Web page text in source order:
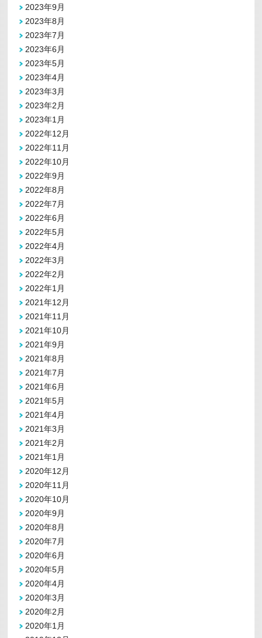
2023年9月
2023年8月
2023年7月
2023年6月
2023年5月
2023年4月
2023年3月
2023年2月
2023年1月
2022年12月
2022年11月
2022年10月
2022年9月
2022年8月
2022年7月
2022年6月
2022年5月
2022年4月
2022年3月
2022年2月
2022年1月
2021年12月
2021年11月
2021年10月
2021年9月
2021年8月
2021年7月
2021年6月
2021年5月
2021年4月
2021年3月
2021年2月
2021年1月
2020年12月
2020年11月
2020年10月
2020年9月
2020年8月
2020年7月
2020年6月
2020年5月
2020年4月
2020年3月
2020年2月
2020年1月